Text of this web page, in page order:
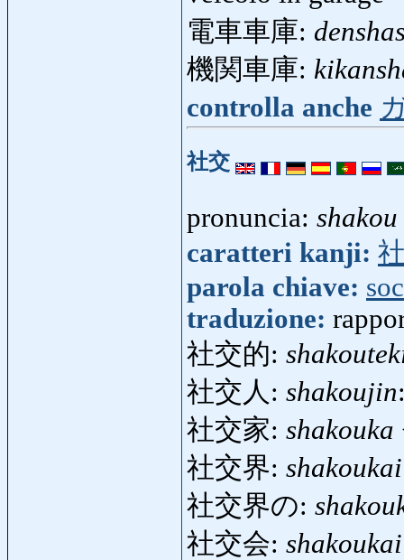
電車車庫:
機関車庫:
controlla anche
社交
pronuncia: shakou
caratteri kanji:
parola chiave:
traduzione:
社交的:
社交人: shakoujin
社交家: shakouka
社交界: shakoukai
社交界の:
社交会: shakoukai